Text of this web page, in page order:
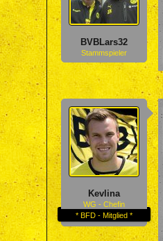
BVBLars32
Stammspieler
Kevlina
WG - Chefin
* BFD - Mitglied *